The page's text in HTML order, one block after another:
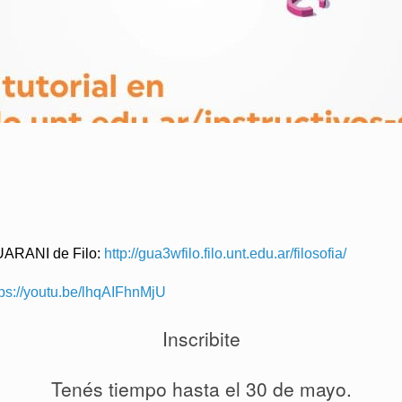
de Filo: http://gua3wfilo.filo.unt.edu.ar/filosofia/
youtu.be/lhqAIFhnMjU
Inscribite
Tenés tiempo hasta el 30 de mayo.